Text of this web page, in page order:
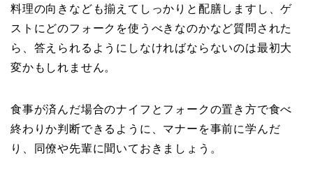
料理の向きなども揃えてしっかりと配膳しますし、ゲ
ストにどのフォークを使うべきなのかなど質問された
ら、答えられるようにしなければならないのは最初大
変かもしれません。
食事が済んだ場合のナイフとフォークの置き方で食べ
終わりか判断できるように、マナーを事前に学んだ
り、同僚や先輩に聞いておきましょう。